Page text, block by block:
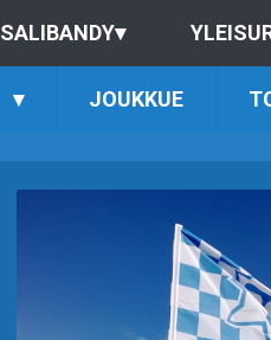
SALIBANDY▾
▾ JOUKKUE